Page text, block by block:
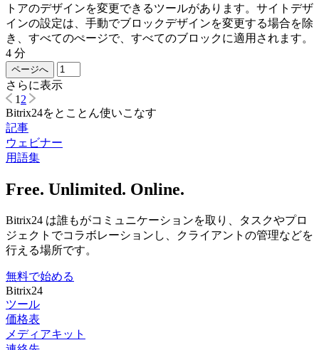
トアのデザインを変更できるツールがあります。サイトデザ
インの設定は、手動でブロックデザインを変更する場合を除
き、すべてのぺージで、すべてのブロックに適用されます。
4 分
ページへ
さらに表示
1 2
Bitrix24をとことん使いこなす
記事
ウェビナー
用語集
Free. Unlimited. Online.
Bitrix24 は誰もがコミュニケーションを取り、タスクやプロ
ジェクトでコラボレーションし、クライアントの管理などを
行える場所です。
無料で始める
Bitrix24
ツール
価格表
メディアキット